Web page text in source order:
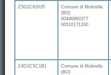
Z5D2C62035
Comune di Molinella
(BO)
00446980377
00510171200
Z4D2C5C1B1
Comune di Molinella
(BO)